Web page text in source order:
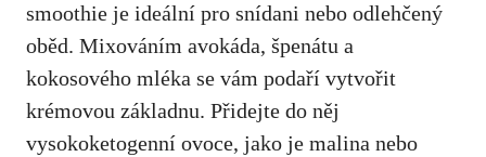
smoothie je ideální ⁢pro snídani nebo odlehčený
oběd. Mixováním ‍avokáda, špenátu a
kokosového mléka se vám podaří vytvořit
krémovou základnu. Přidejte ⁣do něj
vysokoketogenní ovoce, jako je malina nebo